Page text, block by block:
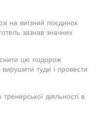
на виїзний поєдинок
зазнав значних
цю подорож
туди і провести
діяльності в